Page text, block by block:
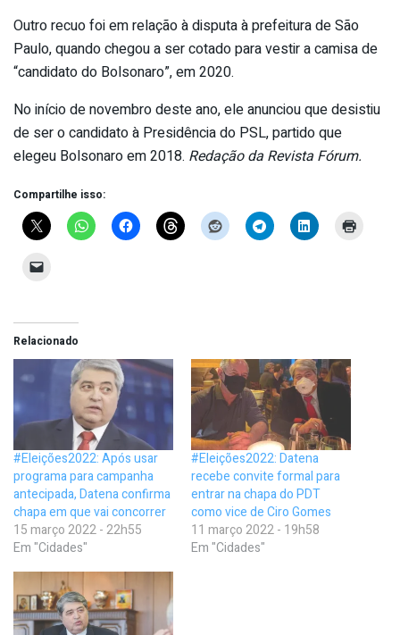
Outro recuo foi em relação à disputa à prefeitura de São
Paulo, quando chegou a ser cotado para vestir a camisa de
“candidato do Bolsonaro”, em 2020.
No início de novembro deste ano, ele anunciou que desistiu
de ser o candidato à Presidência do PSL, partido que
elegeu Bolsonaro em 2018. Redação da Revista Fórum.
Compartilhe isso:
Relacionado
#Eleições2022: Após usar
programa para campanha
antecipada, Datena confirma
chapa em que vai concorrer
15 março 2022 - 22h55
Em "Cidades"
#Eleições2022: Datena
recebe convite formal para
entrar na chapa do PDT
como vice de Ciro Gomes
11 março 2022 - 19h58
Em "Cidades"